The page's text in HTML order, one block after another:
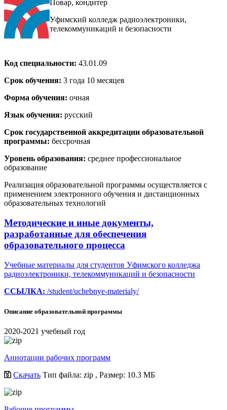
Повар, кондитер
Уфимский колледж радиоэлектроники,
телекоммуникаций и безопасности
Код специальности: 43.01.09
Срок обучения: 3 года 10 месяцев
Форма обучения: очная
Язык обучения: русский
Срок государственной аккредитации образовательной
программы: бессрочная
Уровень образования: среднее профессиональное
образование
Реализация образовательной программы осуществляется с
применением электронного обучения и дистанционных
образовательных технологий
Методические и иные документы,
разработанные для обеспечения
образовательного процесса
Учебные материалы для студентов Уфимского колледжа
радиоэлектроники, телекоммуникаций и безопасности
ССЫЛКА: /student/uchebnye-materialy/
Описание образовательной программы
2020-2021 учебный год
Аннотации рабочих программ
Скачать Тип файла: zip , Размер: 10.3 МБ